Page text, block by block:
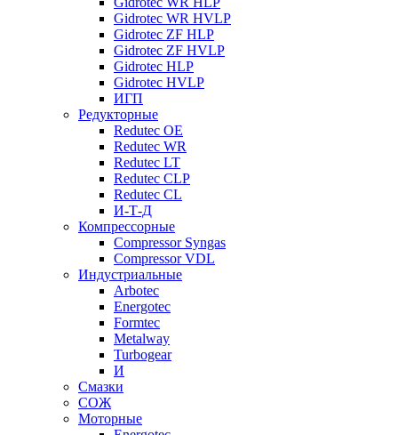
Gidrotec WR HVLP
Gidrotec ZF HLP
Gidrotec ZF HVLP
Gidrotec HLP
Gidrotec HVLP
ИГП
Редукторные
Redutec OE
Redutec WR
Redutec LT
Redutec CLP
Redutec CL
И-Т-Д
Компрессорные
Compressor Syngas
Compressor VDL
Индустриальные
Arbotec
Energotec
Formtec
Metalway
Turbogear
И
Смазки
СОЖ
Моторные